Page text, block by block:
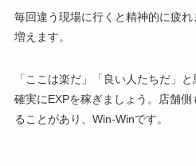
毎回違う現場に行くと精神的に疲
増えます。
「ここは楽だ」「良い人たちだ」
確実にEXPを稼ぎましょう。店舗
ることがあり、Win-Winです。